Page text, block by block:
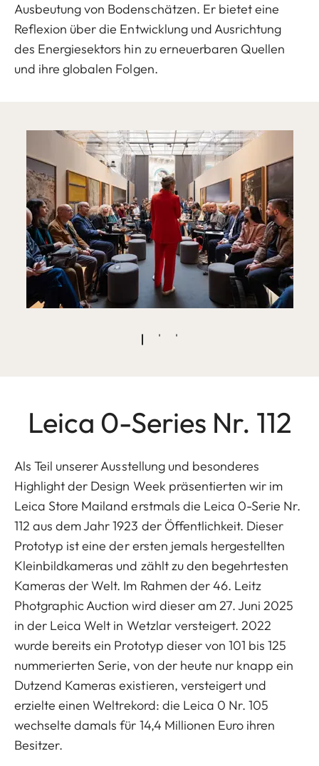
Ausbeutung von Bodenschätzen. Er bietet eine
Reflexion über die Entwicklung und Ausrichtung
des Energiesektors hin zu erneuerbaren Quellen
und ihre globalen Folgen.
Leica 0-Series Nr. 112
Als Teil unserer Ausstellung und besonderes
Highlight der Design Week präsentierten wir im
Leica Store Mailand erstmals die Leica 0-Serie Nr.
112 aus dem Jahr 1923 der Öffentlichkeit. Dieser
Prototyp ist eine der ersten jemals hergestellten
Kleinbildkameras und zählt zu den begehrtesten
Kameras der Welt. Im Rahmen der 46. Leitz
Photgraphic Auction wird dieser am 27. Juni 2025
in der Leica Welt in Wetzlar versteigert. 2022
wurde bereits ein Prototyp dieser von 101 bis 125
nummerierten Serie, von der heute nur knapp ein
Dutzend Kameras existieren, versteigert und
erzielte einen Weltrekord: die Leica 0 Nr. 105
wechselte damals für 14,4 Millionen Euro ihren
Besitzer.